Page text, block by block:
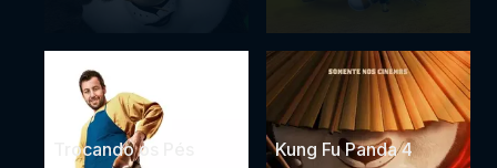
Trocando os Pés Kung Fu Panda 4